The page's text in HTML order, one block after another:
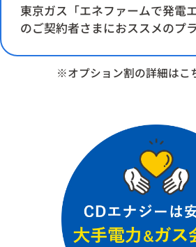
【6％割引】ダブル割（浴室暖房割+エコ
※都市ガス浴室暖房＋エコジョーズ（高
利用の場合に適用
※割引上限額/1ヶ月 5,237円（消費税等
東京ガス「エネファームで発電
のご契約者さまにおススメのプ
※ご利用のガス機器によって、料金をさら
【10％割引】床暖房割（冬期のみ）
※都市ガス床暖房をご利用の場合に適用
※冬期とは料金算定期間の末日が12月1日
※割引上限額/1ヶ月 7,857円（消費税等相
※1円未満切り捨て
※オプション割の詳細はこ